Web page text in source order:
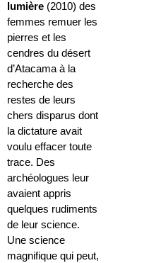
lumière (2010) des
femmes remuer les
pierres et les
cendres du désert
d’Atacama à la
recherche des
restes de leurs
chers disparus dont
la dictature avait
voulu effacer toute
trace. Des
archéologues leur
avaient appris
quelques rudiments
de leur science.
Une science
magnifique qui peut,